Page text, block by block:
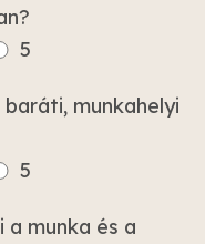
5
munkahelyi
5
munka és a